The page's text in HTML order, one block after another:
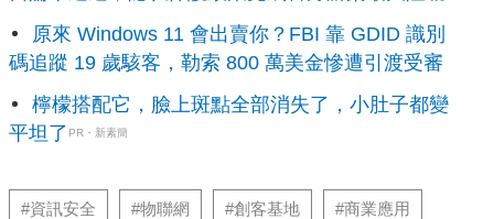
原來 Windows 11 會出賣你？FBI 靠 GDID 識別
碼追蹤 19 歲駭客，勒索 800 萬美金慘遭引渡受審
檸檬搭配它，臉上斑點全部消失了，小肚子都變
平坦了 PR・新素簡
#資訊安全 #物聯網 #創客基地 #商業應用